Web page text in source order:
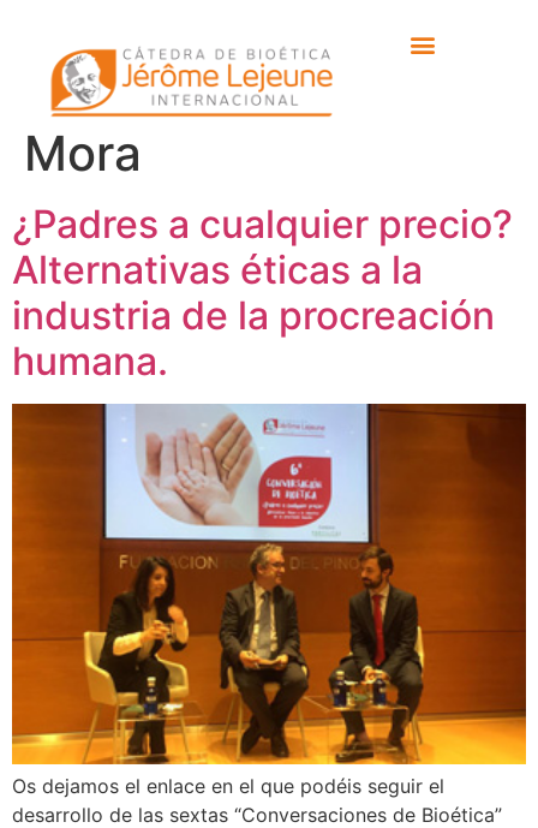
Etiqueta: María
Fernández de la
Mora
¿Padres a cualquier precio?
Alternativas éticas a la
industria de la procreación
humana.
Os dejamos el enlace en el que podéis seguir el
desarrollo de las sextas “Conversaciones de Bioética”